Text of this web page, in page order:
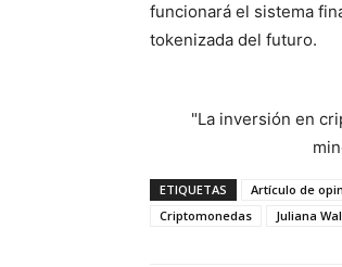
funcionará el sistema
tokenizada del futuro.
"La inversión en
ETIQUETAS Artículo de
Criptomonedas
Juliana